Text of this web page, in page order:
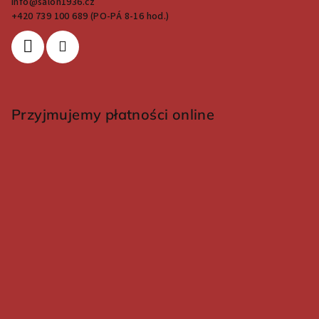
+420 739 100 689 (PO-PÁ 8-16 hod.)
Przyjmujemy płatności online